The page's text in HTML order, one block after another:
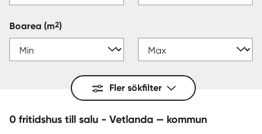
Boarea (m2)
Fler sökfilter
0 fritidshus till salu - Vetlanda — kommun